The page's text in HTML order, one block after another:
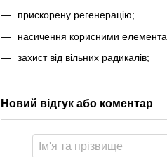
прискорену регенерацію;
насичення корисними
захист від вільних радикалів;
Новий відгук або коментар